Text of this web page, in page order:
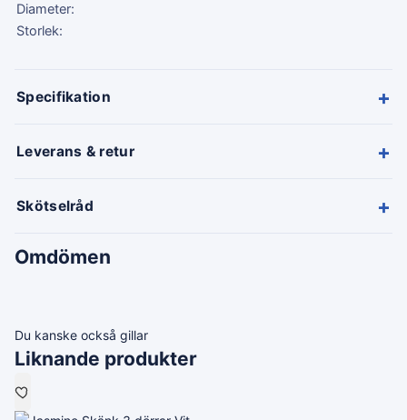
Diameter:
Storlek:
Specifikation +
Leverans & retur +
Skötselråd +
Omdömen
Du kanske också gillar
Liknande produkter